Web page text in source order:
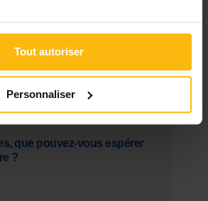
Tout autoriser
Personnaliser
: des indices pour
dépend de la Vierge Noire
que pouvez-vous espérer
?